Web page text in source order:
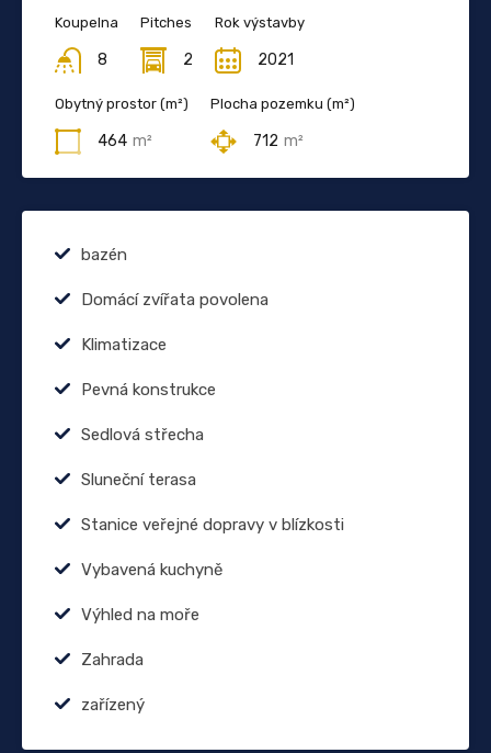
Koupelna
8
Pitches
2
Rok výstavby
2021
Obytný prostor (m²)
464 m²
Plocha pozemku (m²)
712 m²
bazén
Domácí zvířata povolena
Klimatizace
Pevná konstrukce
Sedlová střecha
Sluneční terasa
Stanice veřejné dopravy v blízkosti
Vybavená kuchyně
Výhled na moře
Zahrada
zařízený